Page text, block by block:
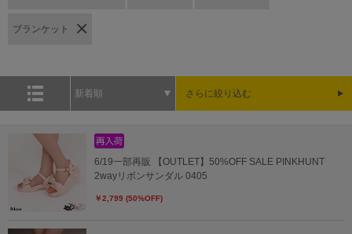
ブランケット
新着順 さらに絞り込む
6/19一部再販 【OUTLET】50%OFF SALE PINKHUNT
2wayリボンサンダル 0405
￥2,799 (50%OFF)